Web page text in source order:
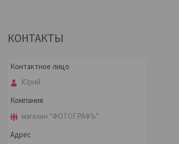
КОНТАКТЫ
Юрий
магазин "ФОТОГРАФЪ"